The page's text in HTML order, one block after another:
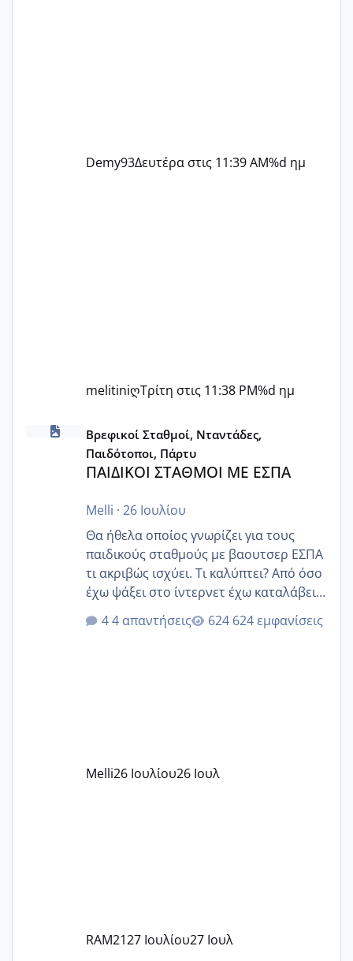
Demy93Δευτέρα στις 11:39 AM%d ημ
melitiniღΤρίτη στις 11:38 PM%d ημ
ΠΑΙΔΙΚΟΙ ΣΤΑΘΜΟΙ ΜΕ ΕΣΠΑ
Βρεφικοί Σταθμοί, Νταντάδες,
Παιδότοποι, Πάρτυ
ΠΑΙΔΙΚΟΙ ΣΤΑΘΜΟΙ ΜΕ ΕΣΠΑ
Melli · 26 Ιουλίου
Θα ήθελα οποίος γνωρίζει για τους
παιδικούς σταθμούς με βαουτσερ ΕΣΠΑ
τι ακριβώς ισχύει. Τι καλύπτει? Από όσο
έχω ψάξει στο ίντερνετ έχω καταλάβει
ότι το βαουτσερ καλύπτει όλα τα
δίδακτρα και τα τροφεια του ιδιωτικού
Εγώ πήγα σε έναν ιδιωτικό παιδικό στ
4 απαντήσεις 624 εμφανίσεις
Melli26 Ιουλίου26 Ιουλ
RAM2127 Ιουλίου27 Ιουλ